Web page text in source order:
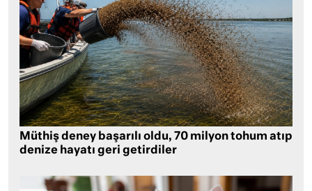
Müthiş deney başarılı oldu, 70 milyon tohum atıp
denize hayatı geri getirdiler